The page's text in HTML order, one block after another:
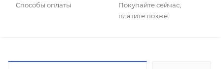
Способы оплаты
Покупайте сейчас,
платите позже